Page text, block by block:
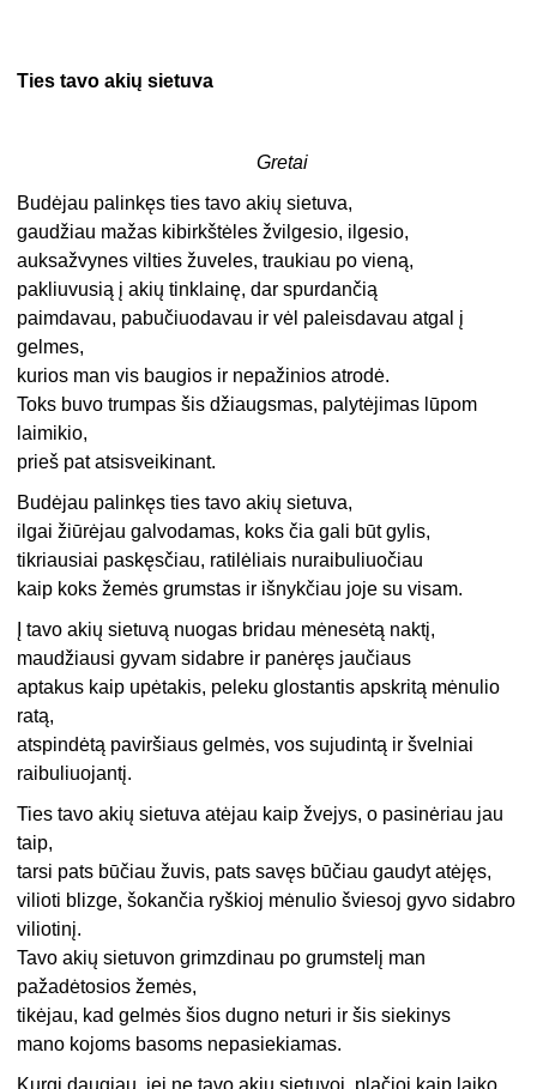
Ties tavo akių sietuva
Gretai
Budėjau palinkęs ties tavo akių sietuva,
gaudžiau mažas kibirkštėles žvilgesio, ilgesio,
auksažvynes vilties žuveles, traukiau po vieną,
pakliuvusią į akių tinklainę, dar spurdančią
paimdavau, pabučiuodavau ir vėl paleisdavau atgal į
gelmes,
kurios man vis baugios ir nepažinios atrodė.
Toks buvo trumpas šis džiaugsmas, palytėjimas lūpom
laimikio,
prieš pat atsisveikinant.
Budėjau palinkęs ties tavo akių sietuva,
ilgai žiūrėjau galvodamas, koks čia gali būt gylis,
tikriausiai paskęsčiau, ratilėliais nuraibuliuočiau
kaip koks žemės grumstas ir išnykčiau joje su visam.
Į tavo akių sietuvą nuogas bridau mėnesėtą naktį,
maudžiausi gyvam sidabre ir panėręs jaučiaus
aptakus kaip upėtakis, peleku glostantis apskritą mėnulio
ratą,
atspindėtą paviršiaus gelmės, vos sujudintą ir švelniai
raibuliuojantį.
Ties tavo akių sietuva atėjau kaip žvejys, o pasinėriau jau
taip,
tarsi pats būčiau žuvis, pats savęs būčiau gaudyt atėjęs,
vilioti blizge, šokančia ryškioj mėnulio šviesoj gyvo sidabro
viliotinį.
Tavo akių sietuvon grimzdinau po grumstelį man
pažadėtosios žemės,
tikėjau, kad gelmės šios dugno neturi ir šis siekinys
mano kojoms basoms nepasiekiamas.